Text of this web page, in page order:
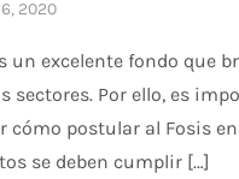
un excelente fondo que
sectores. Por ello, es
cómo postular al Fosis
se deben cumplir […]